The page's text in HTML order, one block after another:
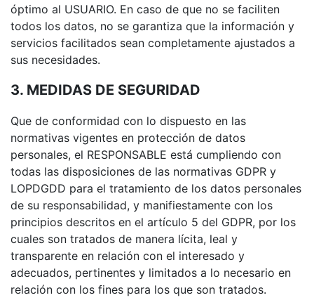
óptimo al USUARIO. En caso de que no se faciliten
todos los datos, no se garantiza que la información y
servicios facilitados sean completamente ajustados a
sus necesidades.
3. MEDIDAS DE SEGURIDAD
Que de conformidad con lo dispuesto en las
normativas vigentes en protección de datos
personales, el RESPONSABLE está cumpliendo con
todas las disposiciones de las normativas GDPR y
LOPDGDD para el tratamiento de los datos personales
de su responsabilidad, y manifiestamente con los
principios descritos en el artículo 5 del GDPR, por los
cuales son tratados de manera lícita, leal y
transparente en relación con el interesado y
adecuados, pertinentes y limitados a lo necesario en
relación con los fines para los que son tratados.